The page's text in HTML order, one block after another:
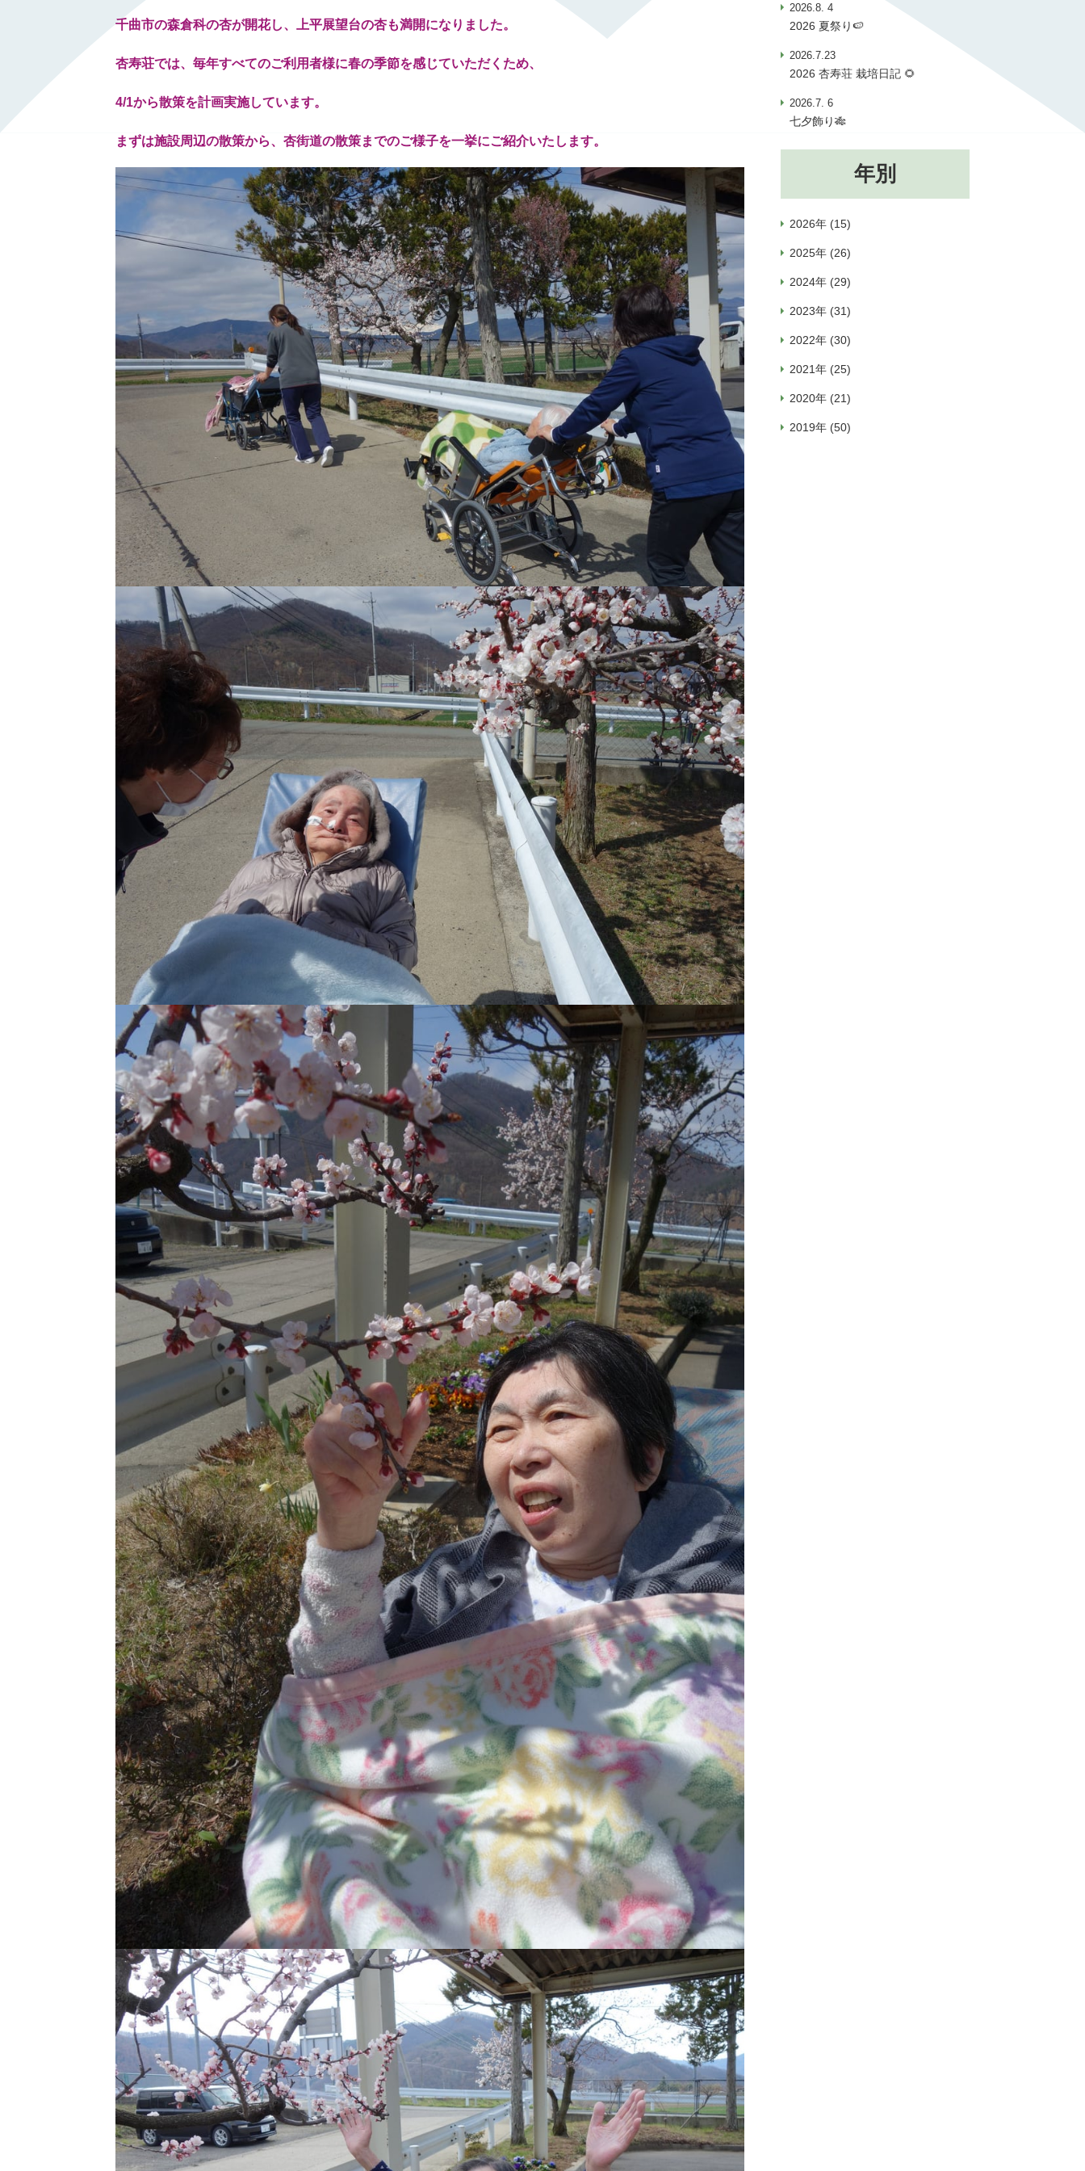
千曲市の森倉科の杏が開花し、上平展望台の杏も満開になりました。
杏寿荘では、毎年すべてのご利用者様に春の季節を感じていただくため、
4/1から散策を計画実施しています。
まずは施設周辺の散策から、杏街道の散策までのご様子を一挙にご紹介いたします。
2026.8. 4
2026 夏祭り🍉
2026.7.23
2026 杏寿荘 栽培日記 🌻
2026.7. 6
七夕飾り🎋
年別
2026年 (15)
2025年 (26)
2024年 (29)
2023年 (31)
2022年 (30)
2021年 (25)
2020年 (21)
2019年 (50)